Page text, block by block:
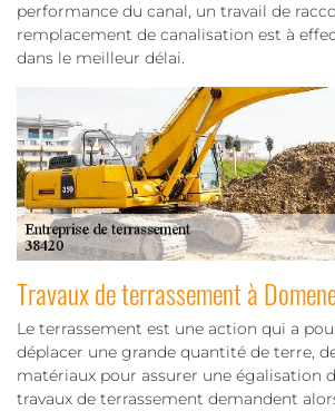
performance du canal, un travail de
remplacement de canalisation est à
dans le meilleur délai.
Travaux de terrassement à
Le terrassement est une action qui a
déplacer une grande quantité de terre,
matériaux pour assurer une égalisation
travaux de terrassement demandent